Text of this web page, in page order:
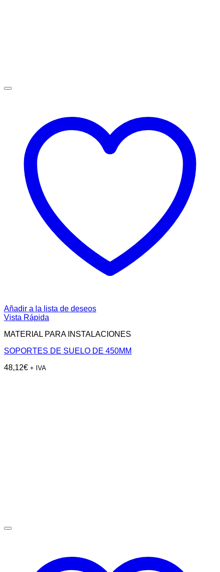
Añadir a la lista de deseos
Vista Rápida
MATERIAL PARA INSTALACIONES
SOPORTES DE SUELO DE 450MM
48,12€ + IVA